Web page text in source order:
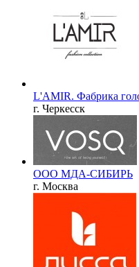
L'AMIR. Фабрика
г. Черкесск
ООО МДА-СИБИРЬ
г. Москва